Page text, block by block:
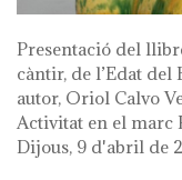
Presentació del
càntir, de l’Edat del
autor, Oriol Calvo
Activitat en el marc
Dijous, 9 d'abril de